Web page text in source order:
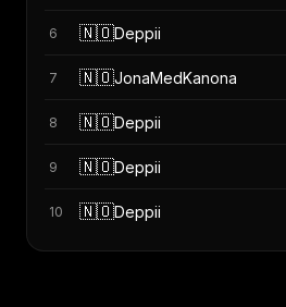
6 🇳🇴Deppii
7 🇳🇴JonaMedKanona
8 🇳🇴Deppii
9 🇳🇴Deppii
10 🇳🇴Deppii